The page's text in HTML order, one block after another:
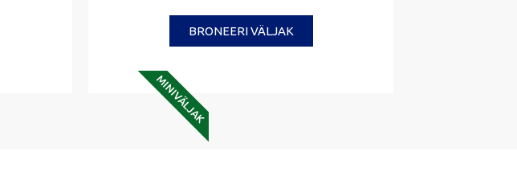
BRONEERI VÄLJAK
MINIVÄLJAK